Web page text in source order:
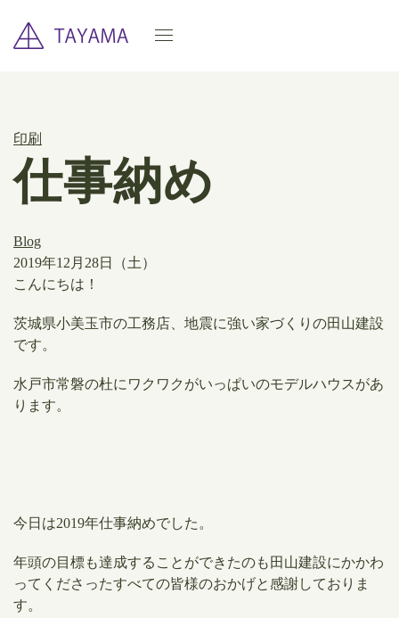
印刷
仕事納め
Blog
2019年12月28日（土）
こんにちは！
茨城県小美玉市の工務店、地震に強い家づくりの田山建設
です。
水戸市常磐の杜にワクワクがいっぱいのモデルハウスがあ
ります。
今日は2019年仕事納めでした。
年頭の目標も達成することができたのも田山建設にかかわ
ってくださったすべての皆様のおかげと感謝しておりま
す。